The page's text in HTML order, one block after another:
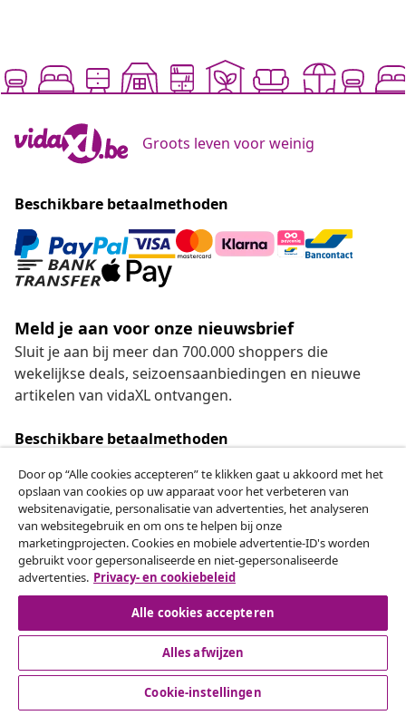
Groots leven voor weinig
Beschikbare betaalmethoden
Meld je aan voor onze nieuwsbrief
Sluit je aan bij meer dan 700.000 shoppers die
wekelijkse deals, seizoensaanbiedingen en nieuwe
artikelen van vidaXL ontvangen.
Beschikbare betaalmethoden
Herroeping van de overeenkomst
Een annulering voor je bestelling indienen
Herroeping van de overeenkomst
Klantenservice
Door op “Alle cookies accepteren” te klikken gaat u akkoord met het
opslaan van cookies op uw apparaat voor het verbeteren van
websitenavigatie, personalisatie van advertenties, het analyseren
van websitegebruik en om ons te helpen bij onze
marketingprojecten. Cookies en mobiele advertentie-ID's worden
gebruikt voor gepersonaliseerde en niet-gepersonaliseerde
advertenties. Privacy- en cookiebeleid
Alle cookies accepteren
Alles afwijzen
Cookie-instellingen